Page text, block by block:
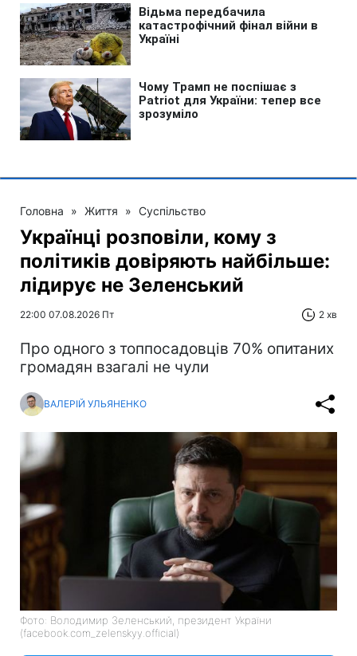
Головна » Життя » Суспільство
Українці розповіли, кому з
політиків довіряють найбільше:
лідирує не Зеленський
22:00 07.08.2026 Пт 2 хв
Про одного з топпосадовців 70% опитаних
громадян взагалі не чули
ВАЛЕРІЙ УЛЬЯНЕНКО
Фото: Володимир Зеленський, президент України
(facebook.com_zelenskyy.official)